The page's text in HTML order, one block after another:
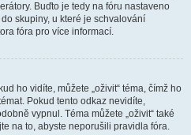
Buďto je tedy na fóru nastaveno
skupiny, u které je schvalování
fóra pro více informací.
ho vidíte, můžete „oživit“ téma, čímž ho
Pokud tento odkaz nevidíte,
vypnul. Téma můžete „oživit“ také
na to, abyste neporušili pravidla fóra.